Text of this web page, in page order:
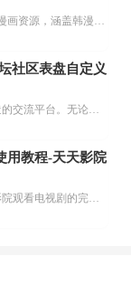
漫蛙MANWA3，汇聚全球热门漫画资源，涵盖韩漫、欧美漫画、国漫等多种类型，题材丰富多样，全方位满足用户阅读喜好。它不仅是阅读平台，更是创作平台，为广大用户打造零门槛创作环境。...
社区表盘自定义
米坛社区是专为钟表爱好者打造的交流平台。无论你是初涉钟表领域的普通爱好者，还是拥有多年收藏经验的资深玩家，都能在此找到属于自己的天地。 无需注册，就能轻松参与其中。通过专业的讨论论坛与丰富的交互功能，你可与世界各地的钟表爱好者畅快交流。若你钟情于钟表，米坛社区无疑是值得一试的理想之选。在这里，你能获取最新的手表资讯，交流见解，提升鉴赏品味，让每一块手表都成为收藏故事中重要的一部分。感兴趣的朋友，不要错过下载机会。...
用教程-天天影院
不少影视爱好者都在探寻天天影院观看电视剧的完整方法，结合最新平台使用规则，本篇新手入门攻略全面讲解观看渠道、检索流程、播放设置以及画面模式调整等实用内容。全文适配手机、电脑等主流设备，步骤简洁易懂，无论是初次使用的新手，还是想要优化观影体验的用户，都能参照内容快速上手，熟练掌握平台各项操作技巧，轻松畅享影视内容。...